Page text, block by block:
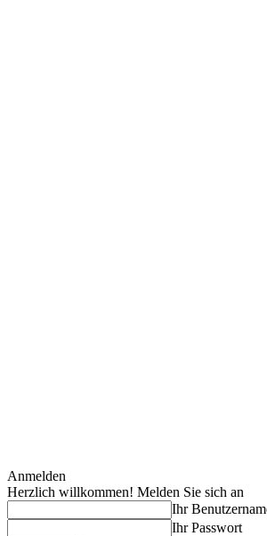
Anmelden
Herzlich willkommen! Melden Sie sich an
Ihr
Ihr Passwort